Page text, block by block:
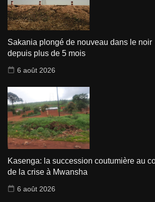
Sakania plongé de nouveau dans le noir
depuis plus de 5 mois
6 août 2026
Kasenga: la succession coutumière au
de la crise à Mwansha
6 août 2026